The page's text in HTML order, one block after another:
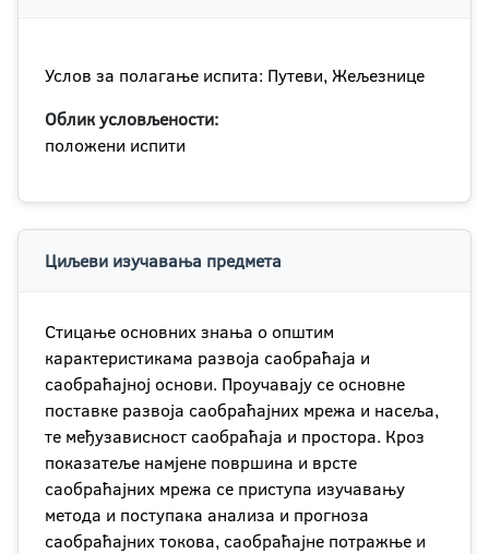
Услов за полагање испита: Путеви, Жељезнице
Облик условљености:
положени испити
Циљеви изучавања предмета
Стицање основних знања о општим
карактеристикама развоја саобраћаја и
саобраћајној основи. Проучавају се основне
поставке развоја саобраћајних мрежа и насеља,
те међузависност саобраћаја и простора. Кроз
показатеље намјене површина и врсте
саобраћајних мрежа се приступа изучавању
метода и поступака анализа и прогноза
саобраћајних токова, саобраћајне потражње и